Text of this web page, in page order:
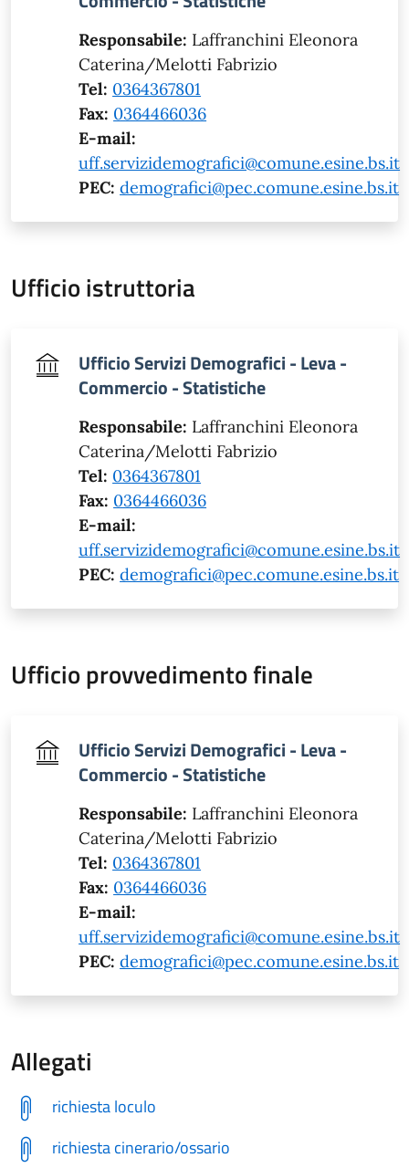
Responsabile: Laffranchini Eleonora
Caterina/Melotti Fabrizio
Tel: 0364367801
Fax: 0364466036
E-mail:
uff.servizidemografici@comune.esine.bs.it
PEC:demografici@pec.comune.esine.bs.it
Ufficio istruttoria
Ufficio Servizi Demografici - Leva -
Commercio - Statistiche
Responsabile: Laffranchini Eleonora
Caterina/Melotti Fabrizio
Tel: 0364367801
Fax: 0364466036
E-mail:
uff.servizidemografici@comune.esine.bs.it
PEC:demografici@pec.comune.esine.bs.it
Ufficio provvedimento finale
Ufficio Servizi Demografici - Leva -
Commercio - Statistiche
Responsabile: Laffranchini Eleonora
Caterina/Melotti Fabrizio
Tel: 0364367801
Fax: 0364466036
E-mail:
uff.servizidemografici@comune.esine.bs.it
PEC:demografici@pec.comune.esine.bs.it
Allegati
richiesta loculo
richiesta cinerario/ossario